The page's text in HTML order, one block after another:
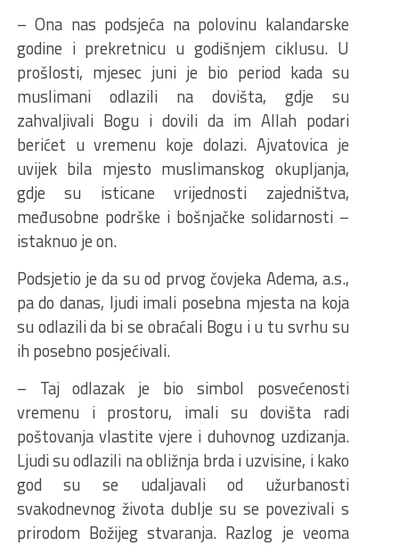
– Ona nas podsjeća na polovinu kalandarske
godine i prekretnicu u godišnjem ciklusu. U
prošlosti, mjesec juni je bio period kada su
muslimani odlazili na dovišta, gdje su
zahvaljivali Bogu i dovili da im Allah podari
berićet u vremenu koje dolazi. Ajvatovica je
uvijek bila mjesto muslimanskog okupljanja,
gdje su isticane vrijednosti zajedništva,
međusobne podrške i bošnjačke solidarnosti –
istaknuo je on.
Podsjetio je da su od prvog čovjeka Adema, a.s.,
pa do danas, ljudi imali posebna mjesta na koja
su odlazili da bi se obraćali Bogu i u tu svrhu su
ih posebno posjećivali.
– Taj odlazak je bio simbol posvećenosti
vremenu i prostoru, imali su dovišta radi
poštovanja vlastite vjere i duhovnog uzdizanja.
Ljudi su odlazili na obližnja brda i uzvisine, i kako
god su se udaljavali od užurbanosti
svakodnevnog života dublje su se povezivali s
prirodom Božijeg stvaranja. Razlog je veoma